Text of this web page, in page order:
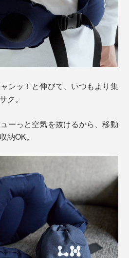
ンッ！と伸びて、いつもより集
ク。
ーっと空気を抜けるから、移動
納OK。